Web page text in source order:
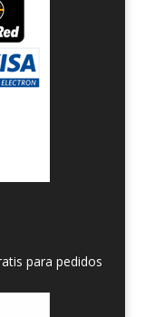
para pedidos